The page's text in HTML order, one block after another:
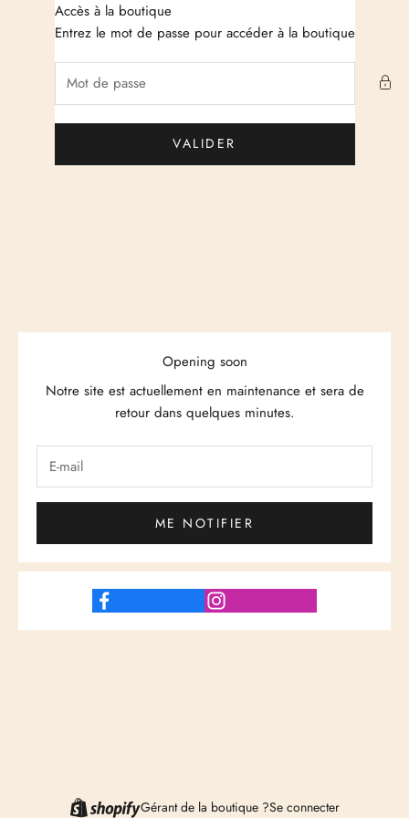
Passer au contenu Just Cashmere
Accès à la boutique
Entrez le mot de passe pour accéder à la boutique
VALIDER
Opening soon
Notre site est actuellement en maintenance et sera de
retour dans quelques minutes.
ME NOTIFIER
Gérant de la boutique ?Se connecter